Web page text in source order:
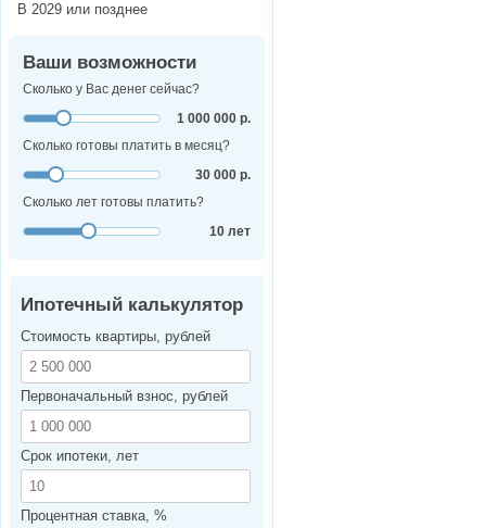
В 2029 или позднее
Ваши возможности
Сколько у Вас денег сейчас?
1 000 000 р.
Сколько готовы платить в месяц?
30 000 р.
Сколько лет готовы платить?
10 лет
Ипотечный калькулятор
Стоимость квартиры, рублей
Первоначальный взнос, рублей
Срок ипотеки, лет
Процентная ставка, %